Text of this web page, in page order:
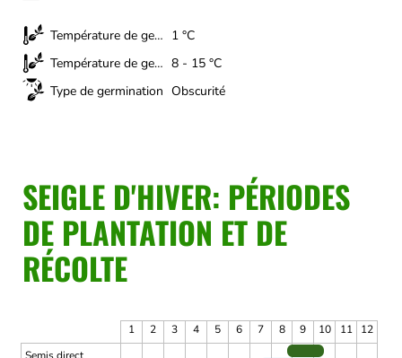
Température de germination (minimum)
1 °C
Température de germination (optimale)
8 - 15 °C
Type de germination Obscurité
SEIGLE D'HIVER: PÉRIODES
DE PLANTATION ET DE
RÉCOLTE
1 2 3 4 5 6 7 8 9 10 11
12